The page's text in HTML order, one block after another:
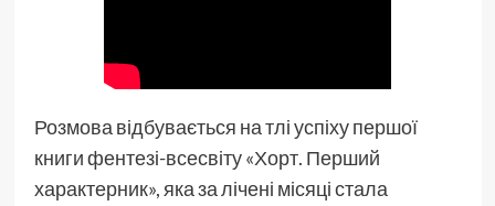
Розмова відбувається на тлі успіху першої
книги фентезі-всесвіту «Хорт. Перший
характерник», яка за лічені місяці стала